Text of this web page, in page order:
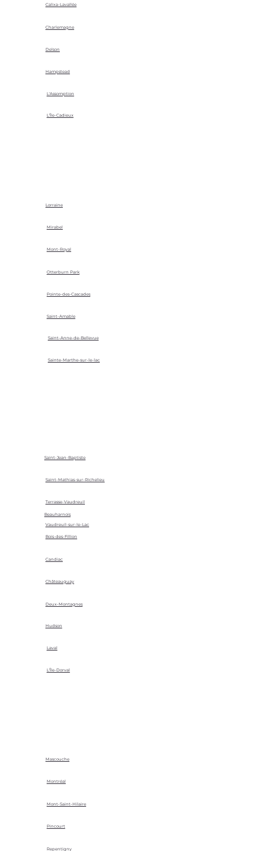
Calixa-Lavallée
Charlemagne
Delson
Hampstead
L'Assomption
L'Île-Cadieux
Lorraine
Mirabel
Mont-Royal
Otterburn Park
Pointe-des-Cascades
Saint-Amable
Saint-Anne-de-Bellevue
Sainte-Marthe-sur-le-lac
Saint-Jean-Baptiste
Saint-Mathias-sur-Richelieu
Terrasse-Vaudreuil
Vaudreuil-sur-le-Lac
Beauharnois
Bois-des-Fillion
Candiac
Châteauguay
Deux-Montagnes
Hudson
Laval
L'Île-Dorval
Mascouche
Montréal
Mont-Saint-Hilaire
Pincourt
Repentigny